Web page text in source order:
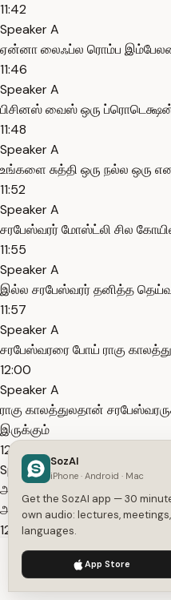
11:42
Speaker A
ஏன்னா லைஃப்ல ரொம்ப
11:46
Speaker A
பிசினஸ் வைஸ் ஒரு
11:48
Speaker A
உங்களை சுத்தி ஒரு நல்ல ஒரு
11:52
Speaker A
சரபேஸ்வரர் மோஸ்ட்லி சில
11:55
Speaker A
இல்ல சரபேஸ்வரர் தனித்த
11:57
Speaker A
சரபேஸ்வரரை போய் ராகு
12:00
Speaker A
ராகு காலத்துலதான்
இருக்கும்
12:03
Speaker A
அப்போ ராகு காலத்துல போய்
அந்த நேரங்கள்ல நீங்க
12:09
Speaker A
என்ன வேண்டுதல்களா
எவ்வளவு பெரிய சக்தி உங்களை
We use cookies to enhance your
SozAI
iPhone · Android · Mac
Get the SozAI app — 30
own audio: lectures,
languages.
App Store